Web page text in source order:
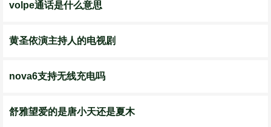
volpe通话是什么意思
黄圣依演主持人的电视剧
nova6支持无线充电吗
舒雅望爱的是唐小天还是夏木